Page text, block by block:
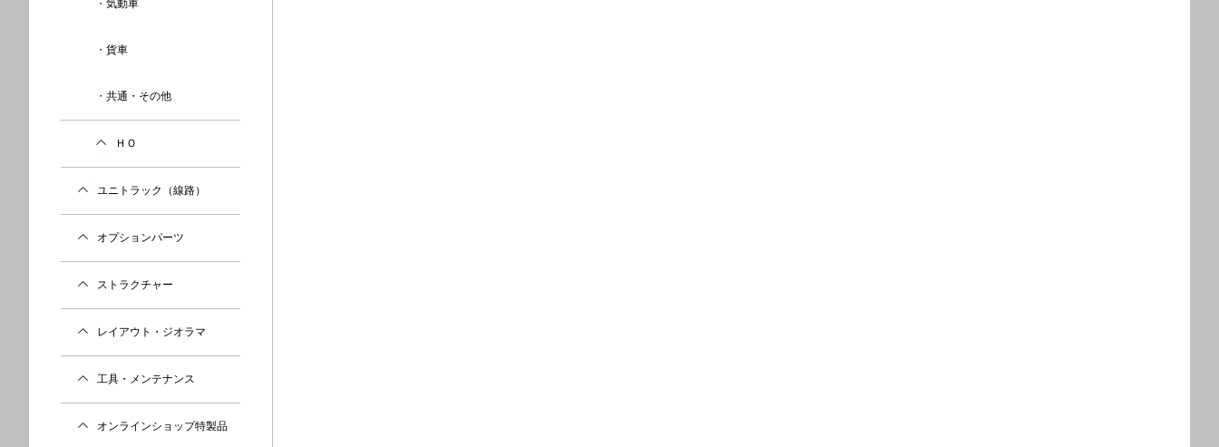
気動車
貨車
共通・その他
ＨＯ
ユニトラック（線路）
オプションパーツ
ストラクチャー
レイアウト・ジオラマ
工具・メンテナンス
オンラインショップ特製品